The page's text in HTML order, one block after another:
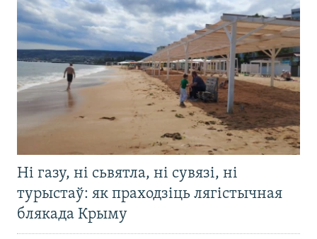
Ні газу, ні сьвятла, ні сувязі, ні
турыстаў: як праходзіць лягістычная
блякада Крыму